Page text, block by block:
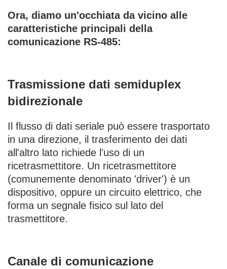
Ora, diamo un'occhiata da vicino alle
caratteristiche principali della
comunicazione RS-485:
Trasmissione dati semiduplex
bidirezionale
Il flusso di dati seriale può essere trasportato
in una direzione, il trasferimento dei dati
all'altro lato richiede l'uso di un
ricetrasmettitore. Un ricetrasmettitore
(comunemente denominato 'driver') è un
dispositivo, oppure un circuito elettrico, che
forma un segnale fisico sul lato del
trasmettitore.
Canale di comunicazione